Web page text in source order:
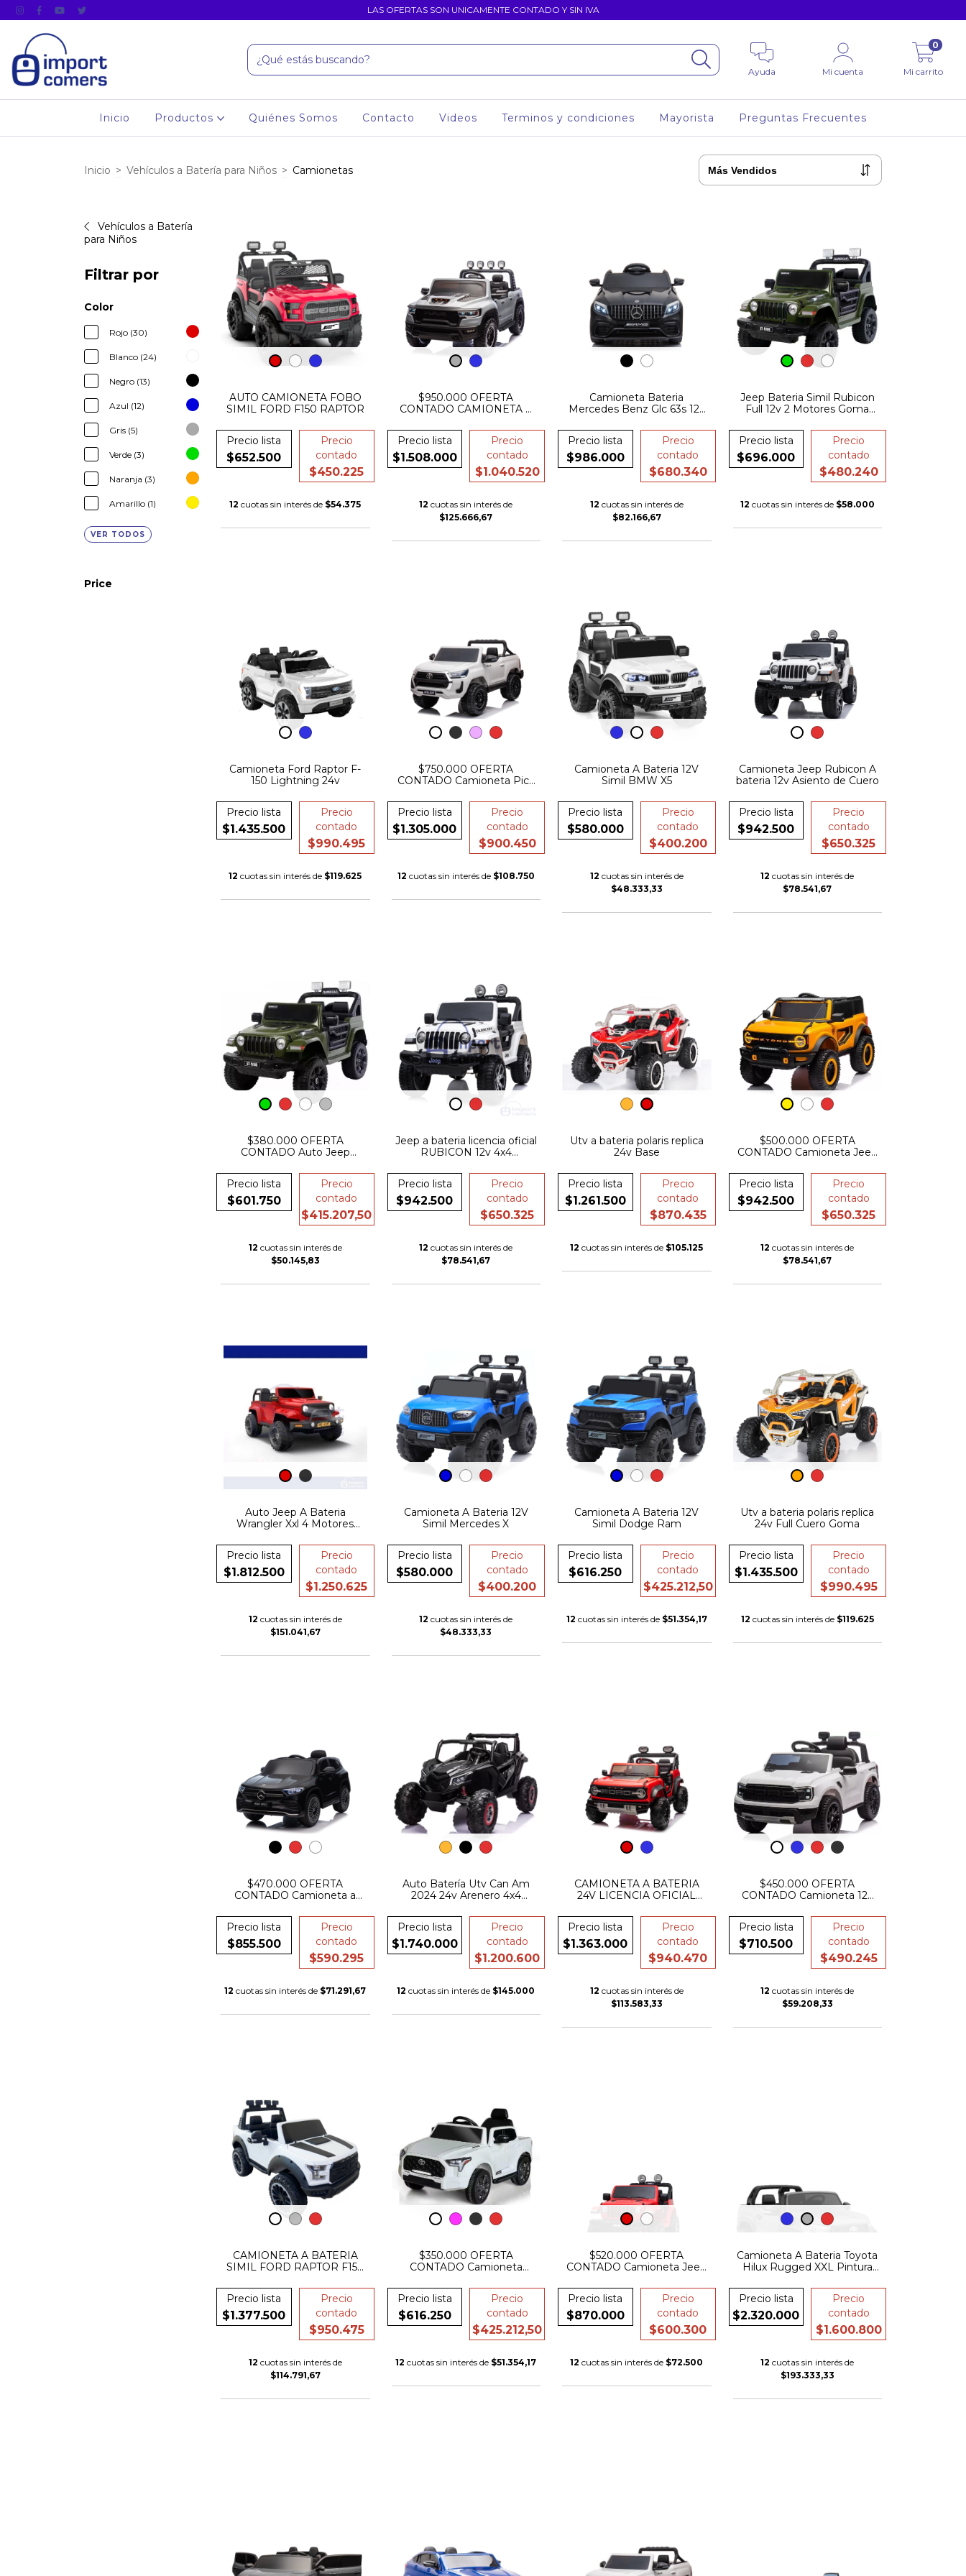
LAS OFERTAS SON UNICAMENTE CONTADO Y SIN IVA
Ayuda Mi cuenta Mi carrito
0
Inicio Productos Quiénes Somos Contacto Videos Terminos y condiciones Mayorista Preguntas Frecuentes
Inicio > Vehículos a Batería para Niños > Camionetas
Vehículos a Batería
para Niños
Filtrar por
Color
Rojo (30)
Blanco (24)
Negro (13)
Azul (12)
Gris (5)
Verde (3)
Naranja (3)
Amarillo (1)
VER TODOS
Price
AUTO CAMIONETA FOBO
SIMIL FORD F150 RAPTOR
Precio lista
$652.500
Precio
contado
$450.225
12 cuotas sin interés de $54.375
$950.000 OFERTA
CONTADO CAMIONETA A
1500 4x4 OFICIAL DOBLE
CUERO GOMA
Precio lista
$1.508.000
Precio
contado
$1.040.520
12 cuotas sin interés de
$125.666,67
Camioneta Bateria
Mercedes Benz Glc 63s 12v
De Cuero Full
Precio lista
$986.000
Precio
contado
$680.340
12 cuotas sin interés de
$82.166,67
Jeep Bateria Simil Rubicon
Full 12v 2 Motores Goma
Precio lista
$696.000
Precio
contado
$480.240
12 cuotas sin interés de $58.000
Camioneta Ford Raptor F-
150 Lightning 24v
Precio lista
$1.435.500
Precio
contado
$990.495
12 cuotas sin interés de $119.625
$750.000 OFERTA
CONTADO Camioneta Pick
Bateria 12v Cuero
Suspencion
Precio lista
$1.305.000
Precio
contado
$900.450
12 cuotas sin interés de $108.750
Camioneta A Bateria 12V
Simil BMW X5
Precio lista
$580.000
Precio
contado
$400.200
12 cuotas sin interés de
$48.333,33
Camioneta Jeep Rubicon A
bateria 12v Asiento de Cuero
Precio lista
$942.500
Precio
contado
$650.325
12 cuotas sin interés de
$78.541,67
$380.000 OFERTA
CONTADO Auto Jeep
Motores Luces Usb
Suspension Control
Precio lista
$601.750
Precio
contado
$415.207,50
12 cuotas sin interés de
$50.145,83
Jeep a bateria licencia oficial
RUBICON 12v 4x4
Precio lista
$942.500
Precio
contado
$650.325
12 cuotas sin interés de
$78.541,67
Utv a bateria polaris replica
24v Base
Precio lista
$1.261.500
Precio
contado
$870.435
12 cuotas sin interés de $105.125
$500.000 OFERTA
CONTADO Camioneta Jeep
4x4 Con Control Remoto
Precio lista
$942.500
Precio
contado
$650.325
12 cuotas sin interés de
$78.541,67
Auto Jeep A Bateria
Wrangler Xxl 4 Motores
Precio lista
$1.812.500
Precio
contado
$1.250.625
12 cuotas sin interés de
$151.041,67
Camioneta A Bateria 12V
Simil Mercedes X
Precio lista
$580.000
Precio
contado
$400.200
12 cuotas sin interés de
$48.333,33
Camioneta A Bateria 12V
Simil Dodge Ram
Precio lista
$616.250
Precio
contado
$425.212,50
12 cuotas sin interés de $51.354,17
Utv a bateria polaris replica
24v Full Cuero Goma
Precio lista
$1.435.500
Precio
contado
$990.495
12 cuotas sin interés de $119.625
$470.000 OFERTA
CONTADO Camioneta a
asiento de cuero 12v
Precio lista
$855.500
Precio
contado
$590.295
12 cuotas sin interés de $71.291,67
Auto Batería Utv Can Am
2024 24v Arenero 4x4
Precio lista
$1.740.000
Precio
contado
$1.200.600
12 cuotas sin interés de $145.000
CAMIONETA A BATERIA
24V LICENCIA OFICIAL
CUERO + GOMA
Precio lista
$1.363.000
Precio
contado
$940.470
12 cuotas sin interés de
$113.583,33
$450.000 OFERTA
CONTADO Camioneta 12v
Precio lista
$710.500
Precio
contado
$490.245
12 cuotas sin interés de
$59.208,33
CAMIONETA A BATERIA
SIMIL FORD RAPTOR F150
MECEDOR BLUETOOTH
Precio lista
$1.377.500
Precio
contado
$950.475
12 cuotas sin interés de
$114.791,67
$350.000 OFERTA
CONTADO Camioneta
Precio lista
$616.250
Precio
contado
$425.212,50
12 cuotas sin interés de $51.354,17
$520.000 OFERTA
CONTADO Camioneta Jeep
Precio lista
$870.000
Precio
contado
$600.300
12 cuotas sin interés de $72.500
Camioneta A Bateria Toyota
Hilux Rugged XXL Pintura
Precio lista
$2.320.000
Precio
contado
$1.600.800
12 cuotas sin interés de
$193.333,33